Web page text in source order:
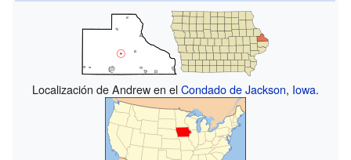
Localización de Andrew en elCondado de Jackson, Iowa.